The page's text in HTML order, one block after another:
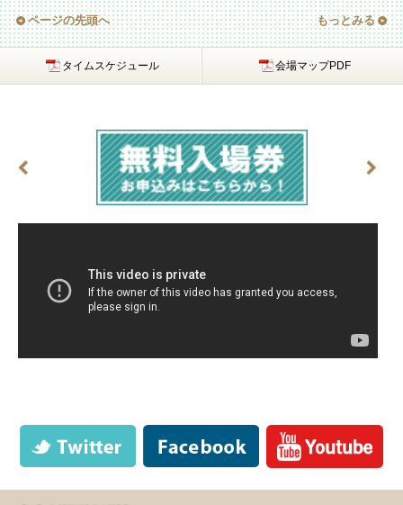
絵描きを学べる有料ワークショップもご用意しております♪
2016.02.21
メンタルブロックを高速解除!! 本来の魂の輝きを取り戻す次世代ヒーリン
グ『UE』の創始者、大原彩奨さんの出演が決定しました!!
2016.02.19
不妊治療の世界的権威！ セントマザー産婦人科医院院長の田中先生による
無料相談会のお申し込みが受付開始となりました。一人でも多くのお悩み解
決に繋がればという田中先生のお気持ちで、今回も無料でご相談を行って下
様々な大型フェスティバルやライブステージの空間演出を行い、東日本大震
災をきっかけに社団法人LOVE FOR NIPPONを立ち上げて福島でも精力的な
活動を行いつづけているキャンドルアーティスト、Candle JUNE(キャンド
ル ジュン)さんの出演が決定しました!!
ゆずの北川悠仁さん、女優の市川由衣さん他１００名以上のスターをデビュ
ソナルメイクアドバイザーの福井美余さんの出演が決定しました!!
気づきのメンター＆ナマステ・ヨガ・アカデミーの創立者“JAZ(ジャズ)さ
ん”のワークショップが決定!!
世界中の生徒さんにヨガと気づきを20年以上に渡り教え続けてこられまし
ページの先頭へ もっとみる
タイムスケジュール 会場マップPDF